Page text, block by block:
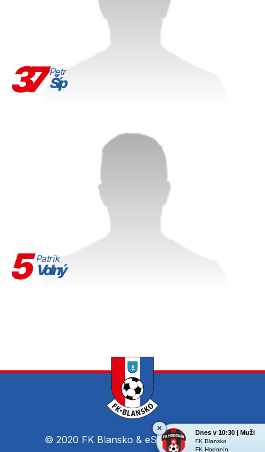
37 Petr
Šíp
5 Patrik
Volný
© 2020 FK Blansko & eSports.cz, s.r.o.
× Dnes v 10:30 | Muži
FK Blansko
FK Hodonín